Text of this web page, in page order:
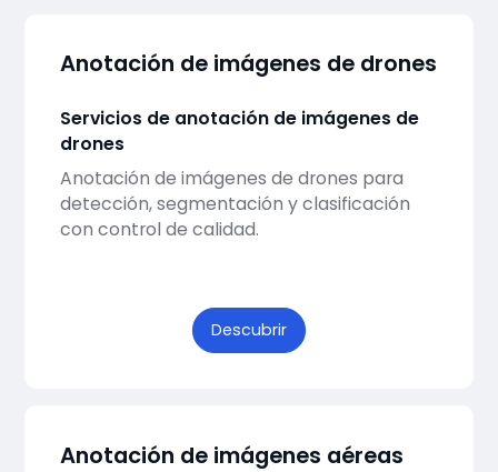
Anotación de imágenes de drones
Servicios de anotación de imágenes de
drones
Anotación de imágenes de drones para
detección, segmentación y clasificación
con control de calidad.
Descubrir
Anotación de imágenes aéreas